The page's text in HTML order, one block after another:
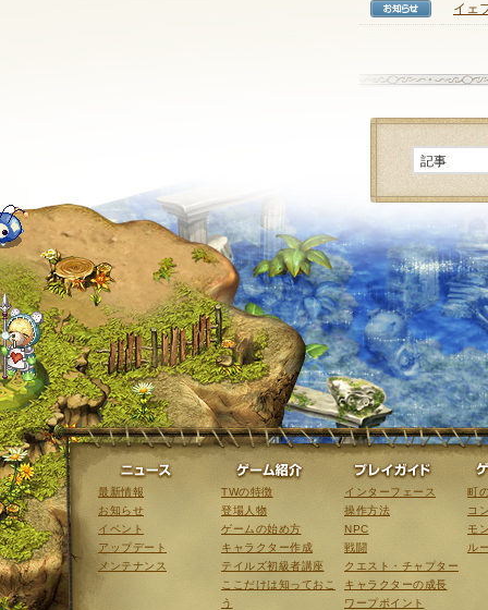
【お
イェ
ニュース
最新情報
お知らせ
イベント
アップデート
メンテナンス
ゲーム紹介
TWの特徴
登場人物
ゲームの始め方
キャラクター作成
テイルズ初級者講座
ここだけは知っておこ
う
インターフェース
操作方法
NPC
戦闘
クエスト・チャプター
キャラクターの成長
ワープポイント
町
コ
モ
ル